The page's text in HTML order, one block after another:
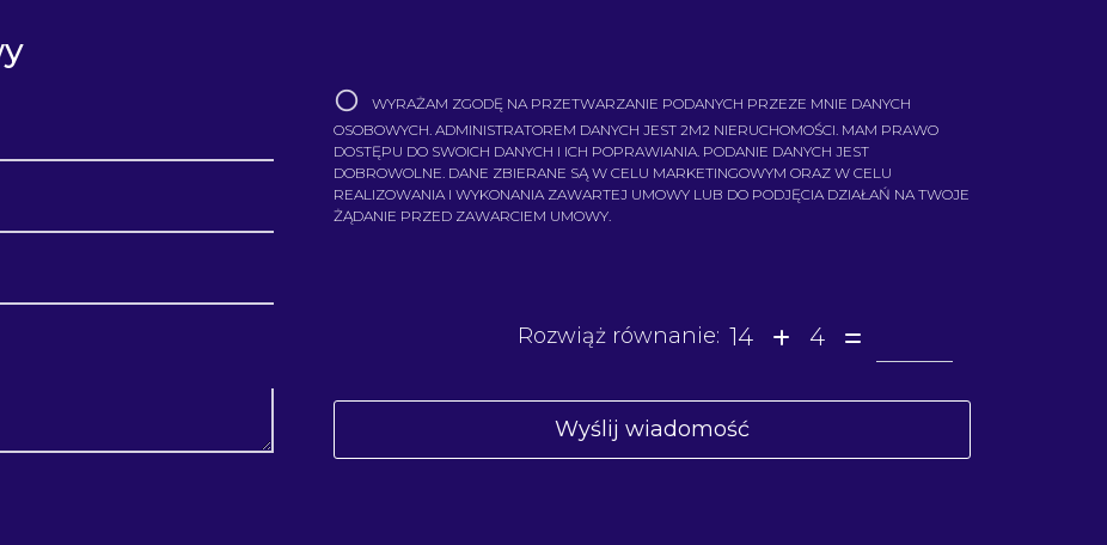
WYRAŻAM ZGODĘ NA PRZETWARZANIE PODANYCH PRZEZE MNIE DANYCH
OSOBOWYCH. ADMINISTRATOREM DANYCH JEST 2M2 NIERUCHOMOŚCI. MAM PRAWO
DOSTĘPU DO SWOICH DANYCH I ICH POPRAWIANIA. PODANIE DANYCH JEST
DOBROWOLNE. DANE ZBIERANE SĄ W CELU MARKETINGOWYM ORAZ W CELU
REALIZOWANIA I WYKONANIA ZAWARTEJ UMOWY LUB DO PODJĘCIA DZIAŁAŃ NA TWOJE
ŻĄDANIE PRZED ZAWARCIEM UMOWY.
Rozwiąż równanie: 14 4